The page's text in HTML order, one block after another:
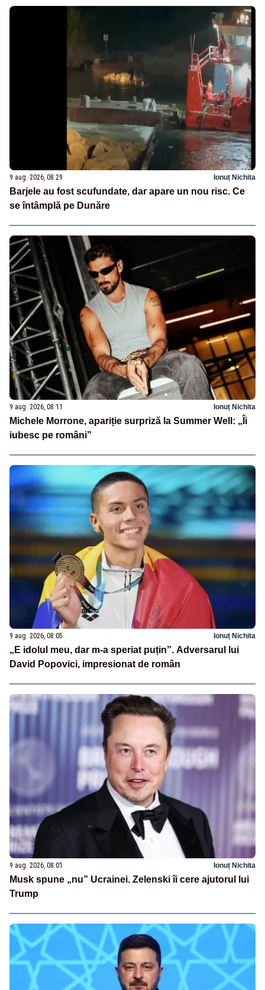
9 aug. 2026, 08:29 Ionuț Nichita
Barjele au fost scufundate, dar apare un nou risc. Ce
se întâmplă pe Dunăre
9 aug. 2026, 08:11 Ionuț Nichita
Michele Morrone, apariție surpriză la Summer Well: „Îi
iubesc pe români”
9 aug. 2026, 08:05 Ionuț Nichita
„E idolul meu, dar m-a speriat puțin”. Adversarul lui
David Popovici, impresionat de român
9 aug. 2026, 08:01 Ionuț Nichita
Musk spune „nu” Ucrainei. Zelenski îi cere ajutorul lui
Trump